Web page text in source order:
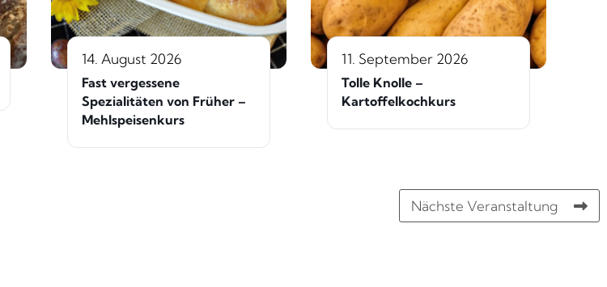
14. August 2026
Fast vergessene
Spezialitäten von Früher –
Mehlspeisenkurs
11. September 2026
Tolle Knolle –
Kartoffelkochkurs
Nächste Veranstaltung